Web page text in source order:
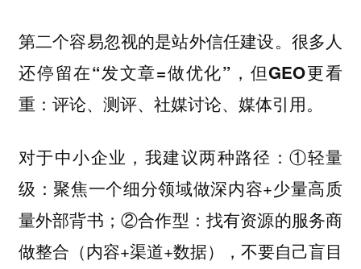
第二个容易忽视的是站外信任建设。很多人
还停留在“发文章=做优化”，但GEO更看
重：评论、测评、社媒讨论、媒体引用。
对于中小企业，我建议两种路径：①轻量
级：聚焦一个细分领域做深内容+少量高质
量外部背书；②合作型：找有资源的服务商
做整合（内容+渠道+数据），不要自己盲目